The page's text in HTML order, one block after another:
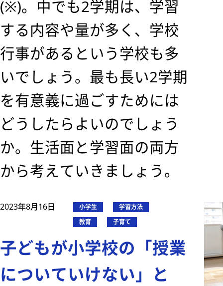
(※)。中でも2学期は、学習
する内容や量が多く、学校
行事があるという学校も多
いでしょう。最も長い2学期
を有意義に過ごすためには
どうしたらよいのでしょう
か。生活面と学習面の両方
から考えていきましょう。
2023年8月16日 小学生
学習方法
教育
子育て
子どもが小学校の「授業
についていけない」と